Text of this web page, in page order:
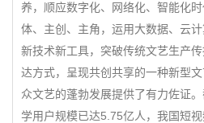
养，顺应数字化、网络化、智能化
体、主创、主角，运用大数据、云
新技术新工具，突破传统文艺生产
达方式，呈现共创共享的一种新型
众文艺的蓬勃发展提供了有力佐证
学用户规模已达5.75亿人，我国短